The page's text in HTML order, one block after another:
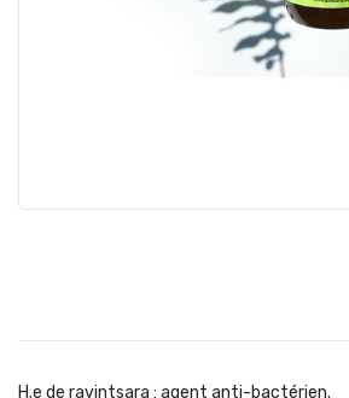
H.e de ravintsara : agent anti-bactérien.